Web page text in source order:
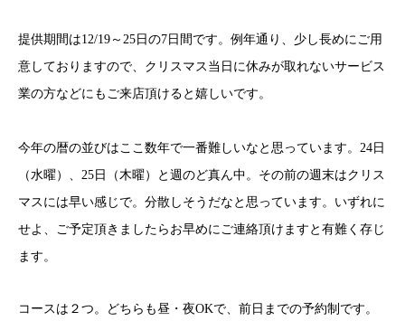
提供期間は12/19～25日の7日間です。例年通り、少し長めにご用
意しておりますので、クリスマス当日に休みが取れないサービス
業の方などにもご来店頂けると嬉しいです。
今年の暦の並びはここ数年で一番難しいなと思っています。24日
（水曜）、25日（木曜）と週のど真ん中。その前の週末はクリス
マスには早い感じで。分散しそうだなと思っています。いずれに
せよ、ご予定頂きましたらお早めにご連絡頂けますと有難く存じ
ます。
コースは２つ。どちらも昼・夜OKで、前日までの予約制です。